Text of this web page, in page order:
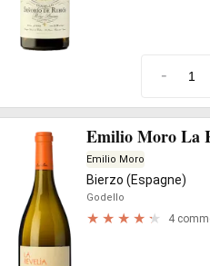
-
Emilio Moro La
Emilio Moro
Bierzo (Espagne)
Godello
4